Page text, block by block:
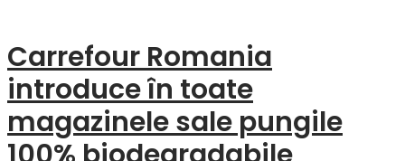
Carrefour Romania
introduce în toate
magazinele sale pungile